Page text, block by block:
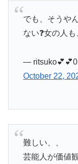
でも、そう
ない❓女の人
—
October 22,
難しい、、
芸能人が価値